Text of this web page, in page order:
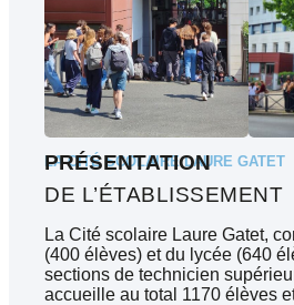
LA CITÉ SCOLAIRE LAURE GATET
PRÉSENTATION
DE L’ÉTABLISSEMENT
La Cité scolaire Laure Gatet,
(400 élèves) et du lycée (640
sections de technicien
accueille au total 1170 élèves